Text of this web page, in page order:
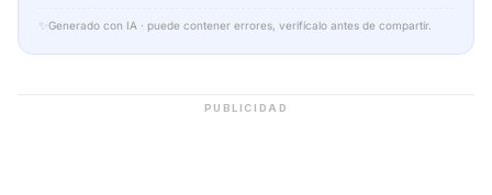
✨ Generado con IA · puede contener errores, verifícalo antes de compartir.
PUBLICIDAD